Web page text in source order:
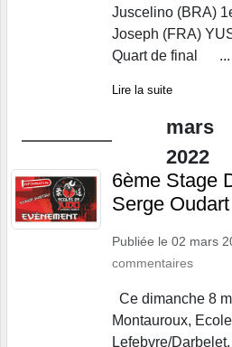
Juscelino
Joseph (FRA)
Quart de final ...
Lire la suite
mars
2022
6ème Stage
Serge Oudart
Publiée le 02 mars
commentaires
Ce dimanche 8
Montauroux,
Lefebvre/